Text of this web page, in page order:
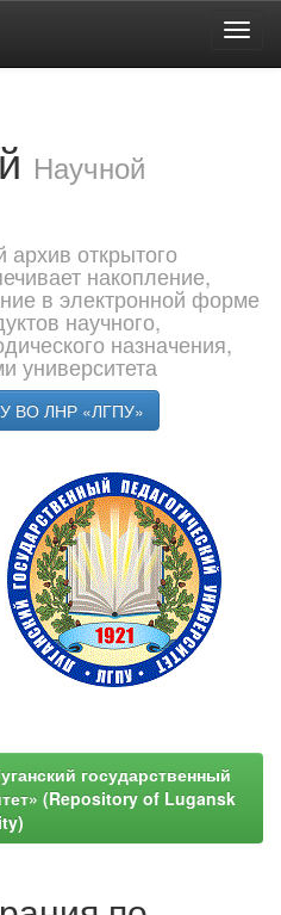
Научной
открытого
накопление,
в электронной форме
научного,
назначения,
университета
ВО ЛНР «ЛГПУ»
государственный
(Repository of Lugansk